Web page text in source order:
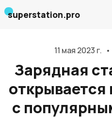
superstation.pro
11 мая 2023 г. •
Зарядная
открывается
с